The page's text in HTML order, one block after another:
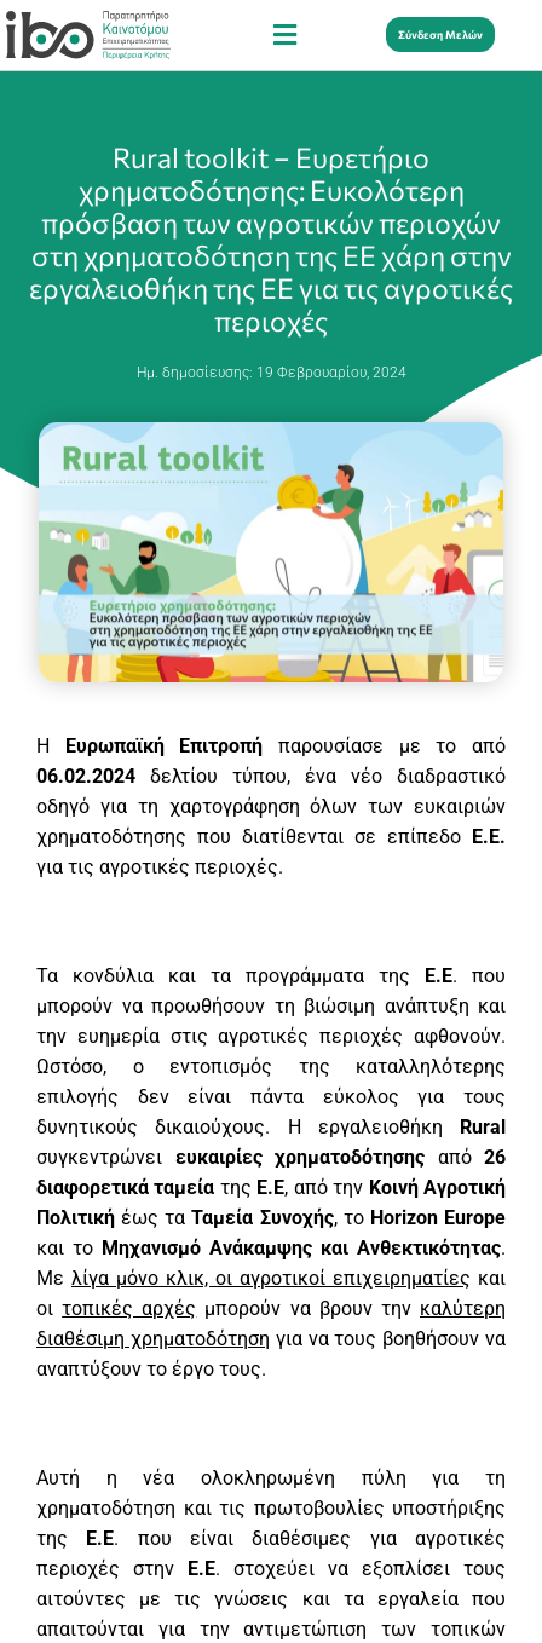
Σύνδεση Μελών
Rural toolkit – Ευρετήριο
χρηματοδότησης: Ευκολότερη
πρόσβαση των αγροτικών περιοχών
στη χρηματοδότηση της ΕΕ χάρη στην
εργαλειοθήκη της ΕΕ για τις αγροτικές
περιοχές
Ημ. δημοσίευσης: 19 Φεβρουαρίου, 2024
Η Ευρωπαϊκή Επιτροπή παρουσίασε με το από
06.02.2024 δελτίου τύπου, ένα νέο διαδραστικό
οδηγό για τη χαρτογράφηση όλων των ευκαιριών
χρηματοδότησης που διατίθενται σε επίπεδο
Ε.Ε.
για τις αγροτικές περιοχές.
Τα κονδύλια και τα προγράμματα της Ε.Ε. που
μπορούν να προωθήσουν τη βιώσιμη ανάπτυξη και
την ευημερία στις αγροτικές περιοχές αφθονούν.
Ωστόσο, ο εντοπισμός της καταλληλότερης
επιλογής δεν είναι πάντα εύκολος για τους
δυνητικούς δικαιούχους. Η εργαλειοθήκη
Rural
συγκεντρώνει ευκαιρίες χρηματοδότησης από 26
διαφορετικά ταμεία της Ε.Ε, από την Κοινή Αγροτική
Πολιτική έως ταΤαμεία Συνοχής, το Horizon Europe
και το Μηχανισμό Ανάκαμψης και Ανθεκτικότητας.
Με λίγα μόνο κλικ, οι αγροτικοί επιχειρηματίες και
οιτοπικές αρχές μπορούν να βρουν την καλύτερη
διαθέσιμη χρηματοδότηση για να τους βοηθήσουν να
αναπτύξουν το έργο τους.
Αυτή η νέα ολοκληρωμένη πύλη για τη
χρηματοδότηση και τις πρωτοβουλίες υποστήριξης
της
Ε.Ε. που είναι διαθέσιμες για αγροτικές
περιοχές στην
Ε.Ε. στοχεύει να εξοπλίσει τους
αιτούντες με τις γνώσεις και τα εργαλεία που
απαιτούνται για την αντιμετώπιση των τοπικών